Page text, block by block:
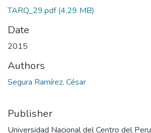
TARQ_29.pdf(4.29 MB)
Date
2015
Authors
Segura Ramírez, César
Publisher
Universidad Nacional del Centro del Peru